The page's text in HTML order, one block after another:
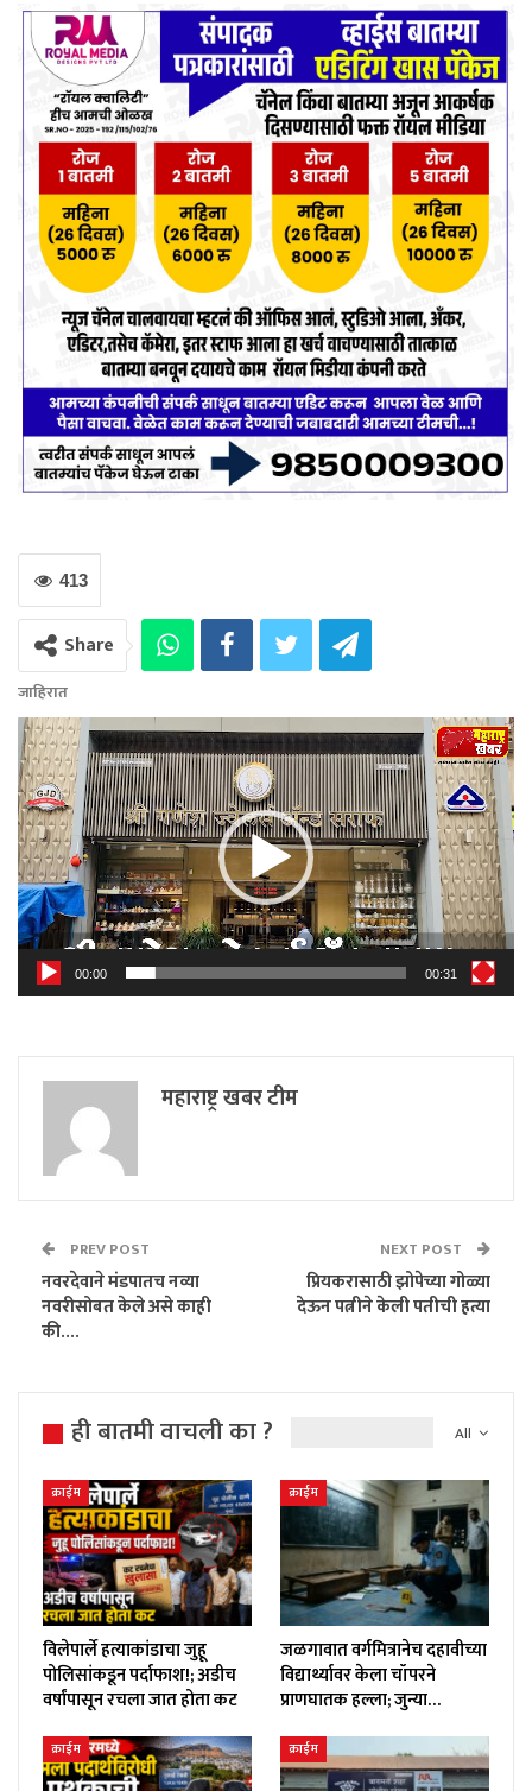
413
Share
जाहिरात
Video
Player
00:00 00:31
महाराष्ट्र खबर टीम
PREV POST
नवरदेवाने मंडपातच नव्या
नवरीसोबत केले असे काही
की….
NEXT POST
प्रियकरासाठी झोपेच्या गोळ्या
देऊन पत्नीने केली पतीची हत्या
All
ही बातमी वाचली का ?
क्राईम
विलेपार्ले हत्याकांडाचा जुहू
पोलिसांकडून पर्दाफाश!; अडीच
वर्षांपासून रचला जात होता कट
क्राईम
जळगावात वर्गमित्रानेच दहावीच्या
विद्यार्थ्यावर केला चॉपरने
प्राणघातक हल्ला; जुन्या…
क्राईम क्राईम